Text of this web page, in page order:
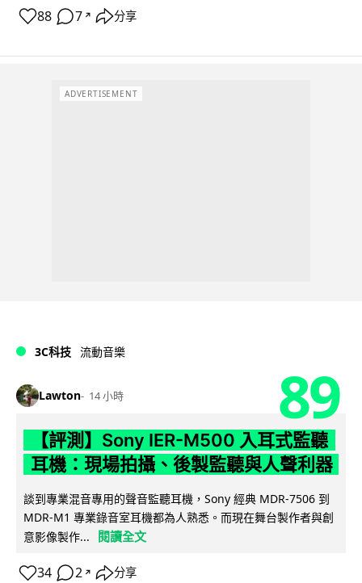
88 7 ↗ 分享
ADVERTISEMENT
3C科技 流動音樂
Lawton 14 小時 89
【評測】Sony IER-M500 入耳式監聽
耳機：現場拍攝、後製監聽與人聲利器
談到專業混音專用的聲音監聽耳機，Sony 經典 MDR-7506 到
MDR-M1 專業錄音室耳機都為人熟悉。而現在舞台製作者與創
意影像製作...
閱讀全文
34 2 ↗ 分享